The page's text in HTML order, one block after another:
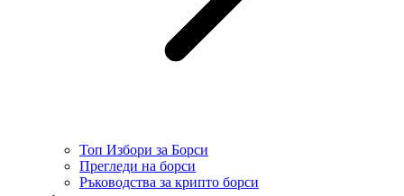
Топ Избори за Борси
Прегледи на борси
Ръководства за крипто борси